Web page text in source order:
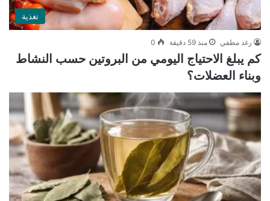
تغذية
رغد مطفي منذ 59 دقيقة 0
كم يبلغ الاحتياج اليومي من البروتين حسب النشاط
وبناء العضلات؟